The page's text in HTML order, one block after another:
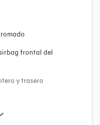
frontal del
y trasero